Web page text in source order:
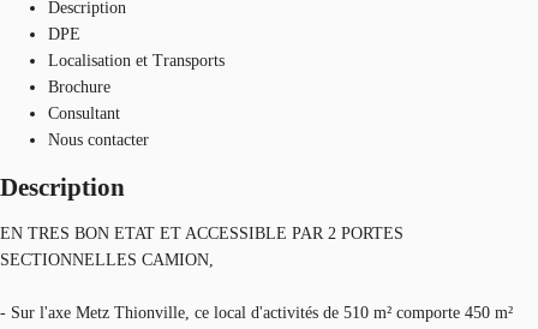
Description
DPE
Localisation et Transports
Brochure
Consultant
Nous contacter
Description
EN TRES BON ETAT ET ACCESSIBLE PAR 2 PORTES
SECTIONNELLES CAMION,
- Sur l'axe Metz Thionville, ce local d'activités de 510 m² comporte 450 m²